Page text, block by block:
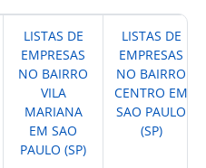
LISTAS DE
EMPRESAS
NO BAIRRO
VILA
MARIANA
EM SAO
PAULO (SP)
LISTAS DE
EMPRESAS
NO BAIRRO
CENTRO EM
SAO PAULO
(SP)